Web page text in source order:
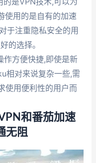
使用的是自有的加速
于注重隐私安全的用
的选择。
作方便快捷,即使是新
相对来说复杂一些,需
使用便利性的用户而
和番茄加速
无阻